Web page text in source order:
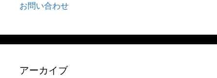
お問い合わせ
アーカイブ